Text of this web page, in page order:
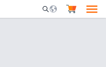
Mobile Search